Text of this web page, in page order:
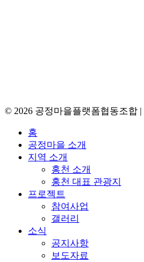
© 2026 공정마을플랫폼협동조합
Close
Menu
홈
공정마을 소개
지역 소개
홍천 소개
홍천 대표 관광지
프로젝트
참여사업
갤러리
소식
공지사항
보도자료